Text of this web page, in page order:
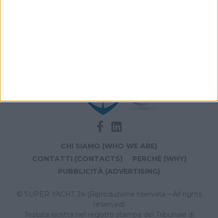
CHI SIAMO (WHO WE ARE)
CONTATTI (CONTACTS)
PERCHÉ (WHY)
PUBBLICITÀ (ADVERTISING)
© SUPER YACHT 24 (Riproduzione riservata – All rights
reserved)
Testata iscritta nel registro stampa del Tribunale di